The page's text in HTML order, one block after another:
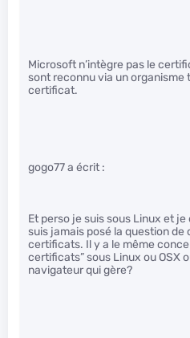
Microsoft n’intègre pas le
sont reconnu via un organisme
certificat.
gogo77 a écrit :
Et perso je suis sous Linux et
suis jamais posé la question
certificats. Il y a le même
certificats” sous Linux ou OSX
navigateur qui gère?